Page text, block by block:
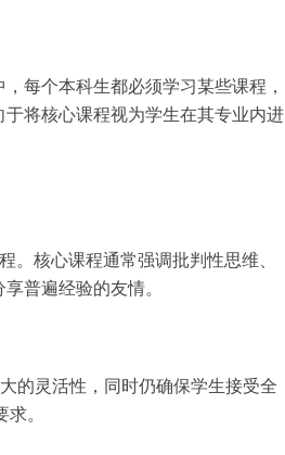
每个本科生都必须学习某些课程，
将核心课程视为学生在其专业内进
。核心课程通常强调批判性思维、
普遍经验的友情。
的灵活性，同时仍确保学生接受全
。